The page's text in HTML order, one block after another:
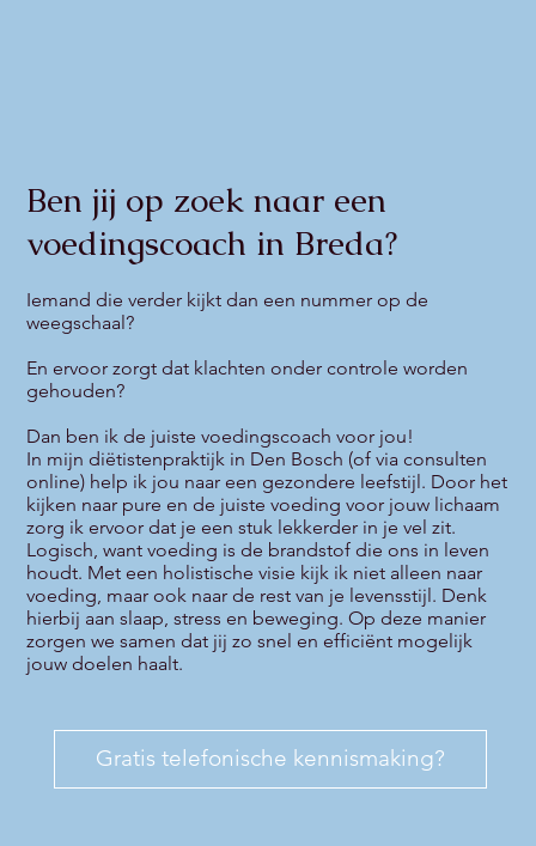
Ben jij op zoek naar een
voedingscoach in Breda?
Iemand die verder kijkt dan een nummer op de
weegschaal?
En ervoor zorgt dat klachten onder controle worden
gehouden?
Dan ben ik de juiste voedingscoach voor jou!
In mijn diëtistenpraktijk in Den Bosch (of via consulten
online) help ik jou naar een gezondere leefstijl. Door het
kijken naar pure en de juiste voeding voor jouw lichaam
zorg ik ervoor dat je een stuk lekkerder in je vel zit.
Logisch, want voeding is de brandstof die ons in leven
houdt. Met een holistische visie kijk ik niet alleen naar
voeding, maar ook naar de rest van je levensstijl. Denk
hierbij aan slaap, stress en beweging. Op deze manier
zorgen we samen dat jij zo snel en efficiënt mogelijk
jouw doelen haalt.
Gratis telefonische kennismaking?